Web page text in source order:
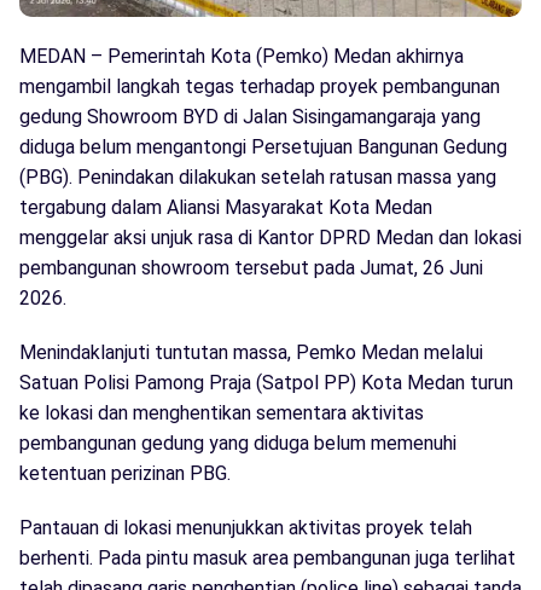
MEDAN – Pemerintah Kota (Pemko) Medan akhirnya
mengambil langkah tegas terhadap proyek pembangunan
gedung Showroom BYD di Jalan Sisingamangaraja yang
diduga belum mengantongi Persetujuan Bangunan Gedung
(PBG). Penindakan dilakukan setelah ratusan massa yang
tergabung dalam Aliansi Masyarakat Kota Medan
menggelar aksi unjuk rasa di Kantor DPRD Medan dan lokasi
pembangunan showroom tersebut pada Jumat, 26 Juni
2026.
Menindaklanjuti tuntutan massa, Pemko Medan melalui
Satuan Polisi Pamong Praja (Satpol PP) Kota Medan turun
ke lokasi dan menghentikan sementara aktivitas
pembangunan gedung yang diduga belum memenuhi
ketentuan perizinan PBG.
Pantauan di lokasi menunjukkan aktivitas proyek telah
berhenti. Pada pintu masuk area pembangunan juga terlihat